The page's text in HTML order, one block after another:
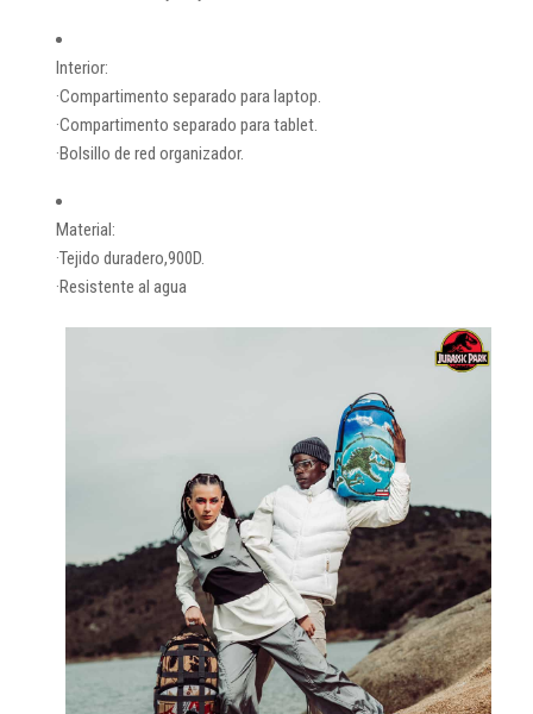
Interior:
·Compartimento separado para laptop.
·Compartimento separado para tablet.
·Bolsillo de red organizador.
Material:
·Tejido duradero,900D.
·Resistente al agua